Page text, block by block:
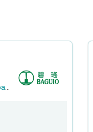
Baguio Cleaning Services Company Limited